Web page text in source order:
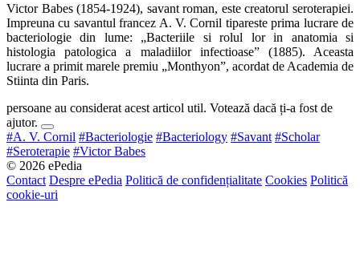
Victor Babes (1854-1924), savant roman, este creatorul seroterapiei.
Impreuna cu savantul francez A. V. Cornil tipareste prima lucrare de
bacteriologie din lume: „Bacteriile si rolul lor in anatomia si
histologia patologica a maladiilor infectioase” (1885). Aceasta
lucrare a primit marele premiu „Monthyon”, acordat de Academia de
Stiinta din Paris.
persoane au considerat acest articol util. Votează dacă ți-a fost de
ajutor.
#A. V. Cornil #Bacteriologie #Bacteriology #Savant #Scholar
#Seroterapie #Victor Babes
© 2026 ePedia
Contact Despre ePedia Politică de confidențialitate Cookies Politică
cookie-uri